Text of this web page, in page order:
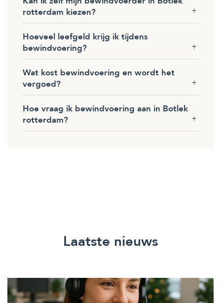
rotterdam kiezen?
Hoeveel leefgeld krijg ik tijdens
bewindvoering?
Wat kost bewindvoering en wordt het
vergoed?
Hoe vraag ik bewindvoering aan in Botlek
rotterdam?
Laatste nieuws